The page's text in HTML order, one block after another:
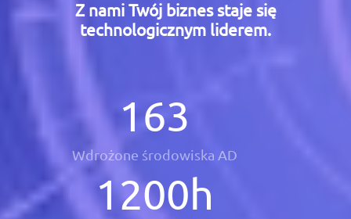
Z nami Twój biznes staje się
technologicznym liderem.
163
Wdrożone środowiska AD
1200h